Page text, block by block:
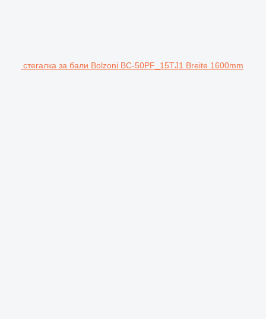
стегалка за бали Bolzoni BC-50PF_15TJ1 Breite 1600mm